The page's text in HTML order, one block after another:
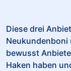
Diese drei
Neukundenboni
bewusst
Haken haben